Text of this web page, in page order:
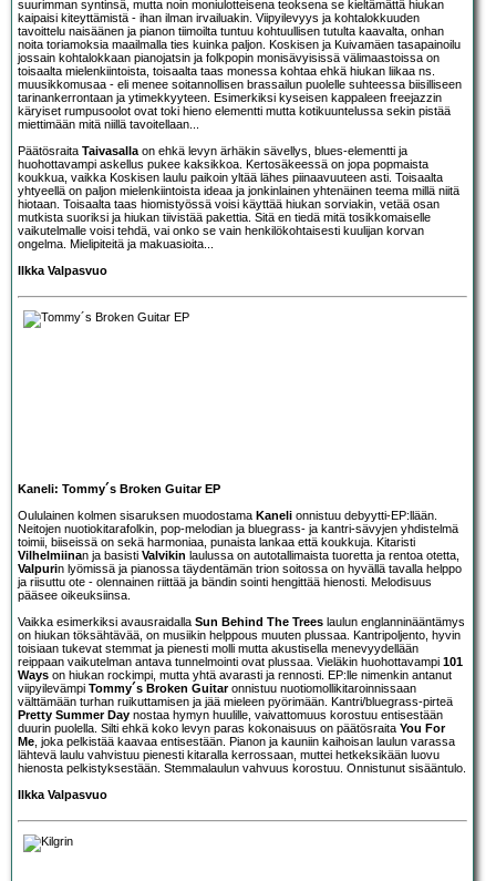
suurimman syntinsä, mutta noin moniulotteisena teoksena se kieltämättä hiukan
kaipaisi kiteyttämistä - ihan ilman irvailuakin. Viipyilevyys ja kohtalokkuuden
tavoittelu naisäänen ja pianon tiimoilta tuntuu kohtuullisen tutulta kaavalta, onhan
noita toriamoksia maailmalla ties kuinka paljon. Koskisen ja Kuivamäen tasapainoilu
jossain kohtalokkaan pianojatsin ja folkpopin monisävyisissä välimaastoissa on
toisaalta mielenkiintoista, toisaalta taas monessa kohtaa ehkä hiukan liikaa ns.
muusikkomusaa - eli menee soitannollisen brassailun puolelle suhteessa biisilliseen
tarinankerrontaan ja ytimekkyyteen. Esimerkiksi kyseisen kappaleen freejazzin
käryiset rumpusoolot ovat toki hieno elementti mutta kotikuuntelussa sekin pistää
miettimään mitä niillä tavoitellaan...
Päätösraita Taivasalla on ehkä levyn ärhäkin sävellys, blues-elementti ja
huohottavampi askellus pukee kaksikkoa. Kertosäkeessä on jopa popmaista
koukkua, vaikka Koskisen laulu paikoin yltää lähes piinaavuuteen asti. Toisaalta
yhtyeellä on paljon mielenkiintoista ideaa ja jonkinlainen yhtenäinen teema millä niitä
hiotaan. Toisaalta taas hiomistyössä voisi käyttää hiukan sorviakin, vetää osan
mutkista suoriksi ja hiukan tiivistää pakettia. Sitä en tiedä mitä tosikkomaiselle
vaikutelmalle voisi tehdä, vai onko se vain henkilökohtaisesti kuulijan korvan
ongelma. Mielipiteitä ja makuasioita...
Ilkka Valpasvuo
Kaneli: Tommy´s Broken Guitar EP
Oululainen kolmen sisaruksen muodostama Kaneli onnistuu debyytti-EP:llään.
Neitojen nuotiokitarafolkin, pop-melodian ja bluegrass- ja kantri-sävyjen yhdistelmä
toimii, biiseissä on sekä harmoniaa, punaista lankaa että koukkuja. Kitaristi
Vilhelmiinan ja basisti Valvikin laulussa on autotallimaista tuoretta ja rentoa otetta,
Valpurin lyömissä ja pianossa täydentämän trion soitossa on hyvällä tavalla helppo
ja riisuttu ote - olennainen riittää ja bändin sointi hengittää hienosti. Melodisuus
pääsee oikeuksiinsa.
Vaikka esimerkiksi avausraidalla Sun Behind The Trees laulun englanninääntämys
on hiukan töksähtävää, on musiikin helppous muuten plussaa. Kantripoljento, hyvin
toisiaan tukevat stemmat ja pienesti molli mutta akustisella menevyydellään
reippaan vaikutelman antava tunnelmointi ovat plussaa. Vieläkin huohottavampi 101
Ways on hiukan rockimpi, mutta yhtä avarasti ja rennosti. EP:lle nimenkin antanut
viipyilevämpi Tommy´s Broken Guitaronnistuu nuotiomollikitaroinnissaan
välttämään turhan ruikuttamisen ja jää mieleen pyörimään. Kantri/bluegrass-pirteä
Pretty Summer Day nostaa hymyn huulille, vaivattomuus korostuu entisestään
duurin puolella. Silti ehkä koko levyn paras kokonaisuus on päätösraita You For
Me , joka pelkistää kaavaa entisestään. Pianon ja kauniin kaihoisan laulun varassa
lähtevä laulu vahvistuu pienesti kitaralla kerrossaan, muttei hetkeksikään luovu
hienosta pelkistyksestään. Stemmalaulun vahvuus korostuu. Onnistunut sisääntulo.
Ilkka Valpasvuo